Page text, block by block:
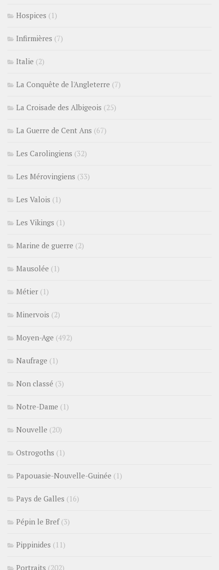
Hospices (1)
Infirmières (7)
Italie (2)
La Conquête de l'Angleterre (7)
La Croisade des Albigeois (25)
La Guerre de Cent Ans (67)
Les Carolingiens (32)
Les Mérovingiens (33)
Les Valois (1)
Les Vikings (1)
Marine de guerre (2)
Mausolée (1)
Métier (1)
Minervois (2)
Moyen-Age (492)
Naufrage (1)
Non classé (3)
Notre-Dame (1)
Nouvelle (20)
Ostrogoths (1)
Papouasie-Nouvelle-Guinée (1)
Pays de Galles (16)
Pépin le Bref(3)
Pippinides (11)
Portraits (202)